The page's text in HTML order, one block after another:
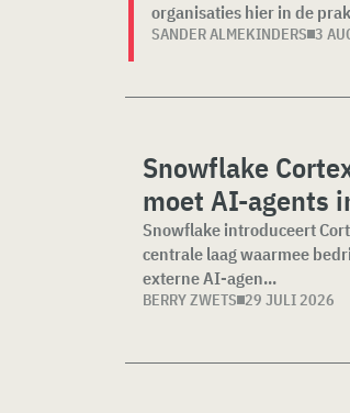
organisaties hier in de
SANDER ALMEKINDERS 3
Snowflake
moet AI-agents
Snowflake introduceert
centrale laag waarmee
externe AI-agen...
BERRY ZWETS 29 JULI 2026